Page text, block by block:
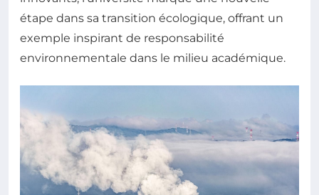
étape dans sa transition écologique, offrant un
exemple inspirant de responsabilité
environnementale dans le milieu académique.